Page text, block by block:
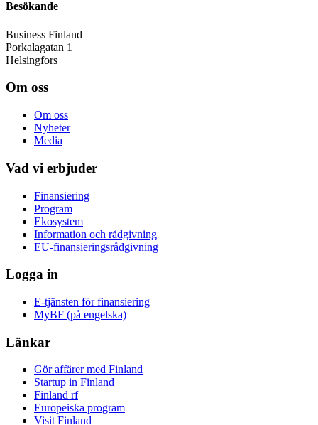
Besökande
Business Finland
Porkalagatan 1
Helsingfors
Om oss
Om oss
Nyheter
Media
Vad vi erbjuder
Finansiering
Program
Ekosystem
Information och rådgivning
EU-finansieringsrådgivning
Logga in
E-tjänsten för finansiering
MyBF (på engelska)
Länkar
Gör affärer med Finland
Startup in Finland
Finland rf
Europeiska program
Visit Finland